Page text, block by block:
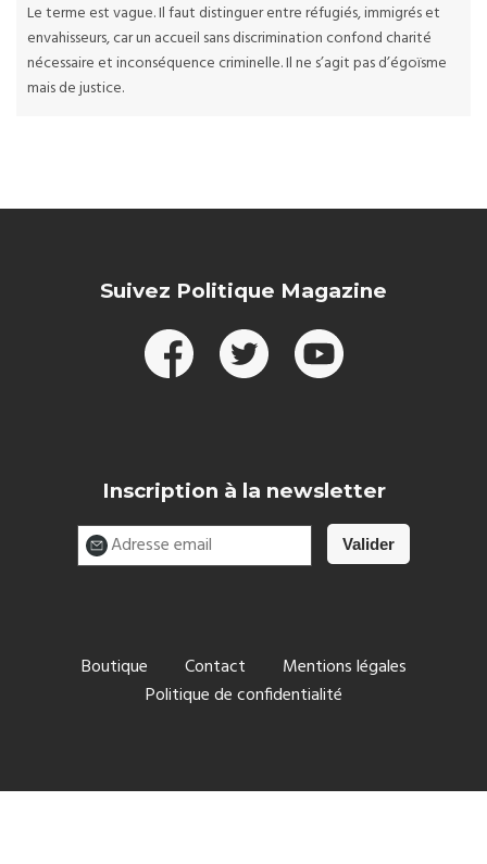
Le terme est vague. Il faut distinguer entre réfugiés, immigrés et
envahisseurs, car un accueil sans discrimination confond charité
nécessaire et inconséquence criminelle. Il ne s’agit pas d’égoïsme
mais de justice.
Suivez Politique Magazine
Inscription à la newsletter
Boutique Contact
Mentions légales
Politique de confidentialité